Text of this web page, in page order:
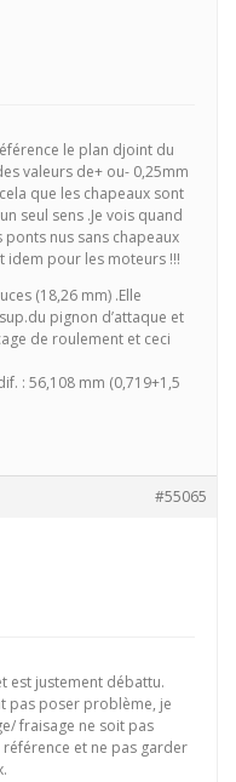
le plan djoint du
valeurs de+ ou- 0,25mm
que les chapeaux sont
seul sens .Je vois quand
nus sans chapeaux
idem pour les moteurs !!!
(18,26 mm) .Elle
pignon d’attaque et
de roulement et ceci
: 56,108 mm (0,719+1,5
#55065
est justement débattu.
pas poser problème, je
fraisage ne soit pas
et ne pas garder